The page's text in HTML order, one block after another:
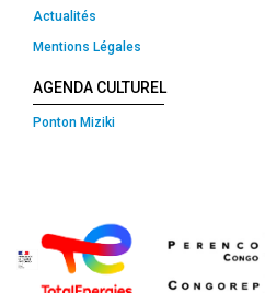
Actualités
Mentions Légales
AGENDA CULTUREL
Ponton Miziki